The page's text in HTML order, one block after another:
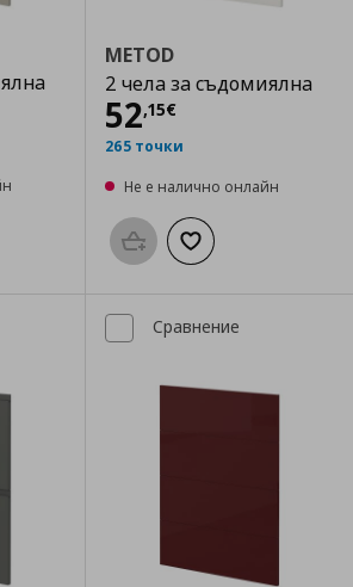
списъка с любими
METOD
2 чела за съдомиялна
52,15€
Цена
265 точки
Не е налично онлайн
Προσθήκη στο καλάθι
Добави към
Сравнение